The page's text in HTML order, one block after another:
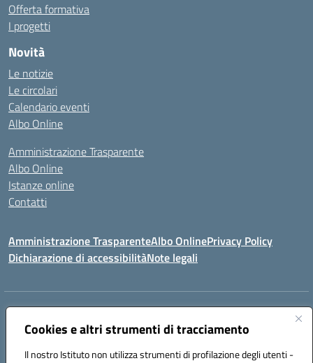
Cookies e altri strumenti di tracciamento
Il nostro Istituto non utilizza strumenti di profilazione degli utenti -
Offerta formativa
I progetti
Novità
Le notizie
Le circolari
Calendario eventi
Albo Online
Amministrazione Trasparente
Albo Online
Istanze online
Contatti
Amministrazione TrasparenteAlbo OnlinePrivacy Policy
Dichiarazione di accessibilitàNote legali
Indirizzo:
Centralino:0885/422972 Email:FGIC84600D@istruzione.it